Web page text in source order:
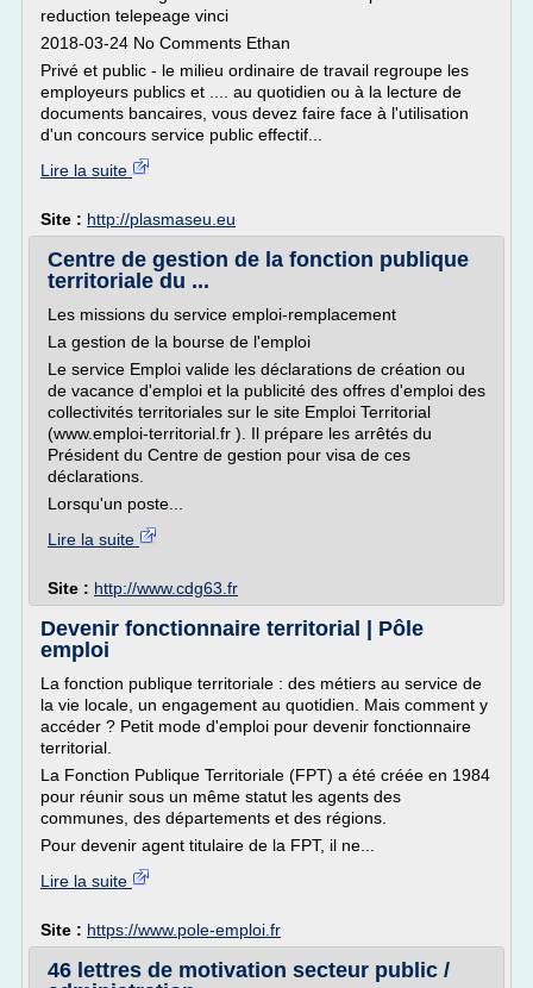
reduction telepeage vinci
2018-03-24 No Comments Ethan
Privé et public - le milieu ordinaire de travail regroupe les
employeurs publics et .... au quotidien ou à la lecture de
documents bancaires, vous devez faire face à l'utilisation
d'un concours service public effectif...
Lire la suite
Site : http://plasmaseu.eu
Centre de gestion de la fonction publique
territoriale du ...
Les missions du service emploi-remplacement
La gestion de la bourse de l'emploi
Le service Emploi valide les déclarations de création ou
de vacance d'emploi et la publicité des offres d'emploi des
collectivités territoriales sur le site Emploi Territorial
(www.emploi-territorial.fr ). Il prépare les arrêtés du
Président du Centre de gestion pour visa de ces
déclarations.
Lorsqu'un poste...
Lire la suite
Site : http://www.cdg63.fr
Devenir fonctionnaire territorial | Pôle
emploi
La fonction publique territoriale : des métiers au service de
la vie locale, un engagement au quotidien. Mais comment y
accéder ? Petit mode d'emploi pour devenir fonctionnaire
territorial.
La Fonction Publique Territoriale (FPT) a été créée en 1984
pour réunir sous un même statut les agents des
communes, des départements et des régions.
Pour devenir agent titulaire de la FPT, il ne...
Lire la suite
Site : https://www.pole-emploi.fr
46 lettres de motivation secteur public /